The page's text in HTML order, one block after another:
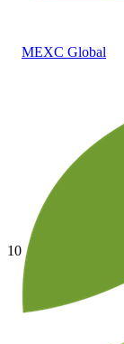
MEXC Global
10